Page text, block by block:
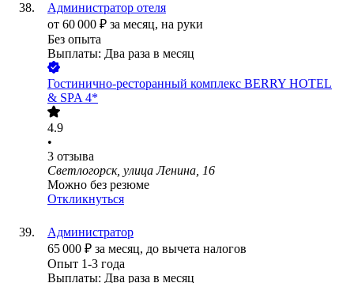
Администратор отеля
от 60 000 ₽ за месяц, на руки
Без опыта
Выплаты: Два раза в месяц
Гостинично-ресторанный комплекс BERRY HOTEL
& SPA 4*
4.9
•
3 отзыва
Светлогорск, улица Ленина, 16
Можно без резюме
Откликнуться
Администратор
65 000 ₽ за месяц, до вычета налогов
Опыт 1-3 года
Выплаты: Два раза в месяц